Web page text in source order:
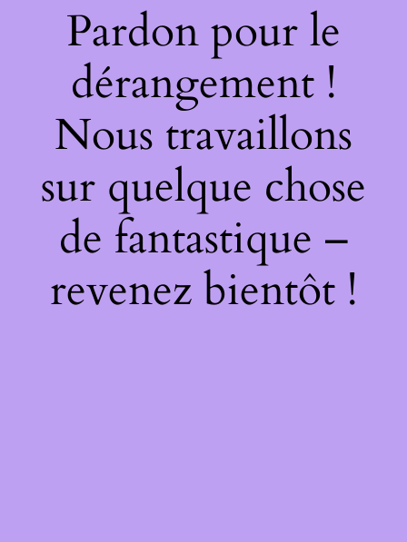
Pardon pour le
dérangement !
Nous travaillons
sur quelque chose
de fantastique –
revenez bientôt !